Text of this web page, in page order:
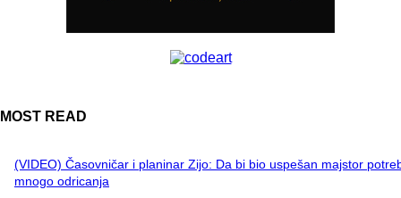
MOST READ
(VIDEO) Časovničar i planinar Zijo: Da bi bio uspešan majstor
mnogo odricanja